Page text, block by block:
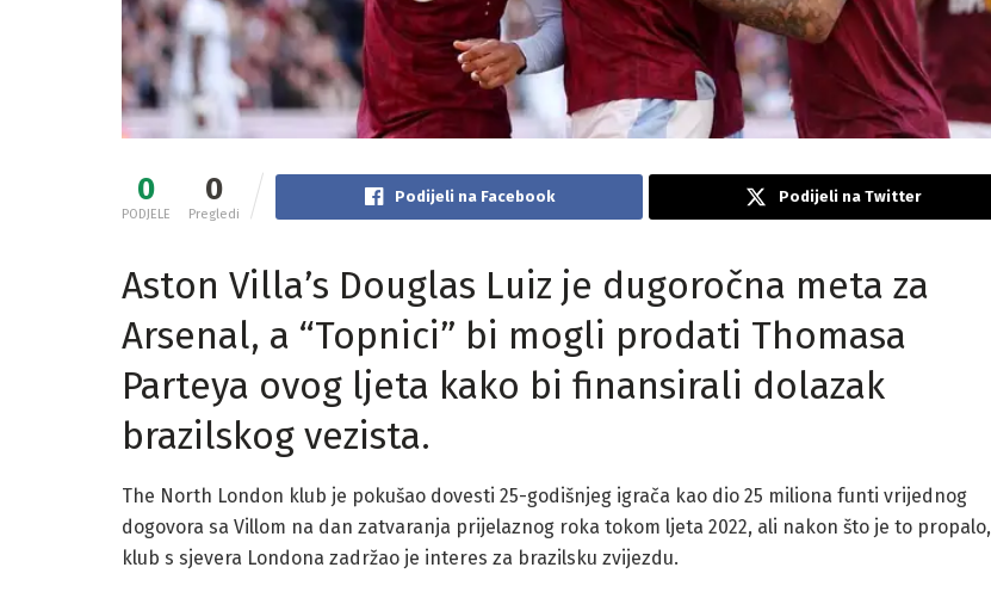
0
PODJELE
0
Pregledi
Podijeli na Facebook Podijeli na Twitter
Aston Villa’s Douglas Luiz je dugoročna meta za
Arsenal, a “Topnici” bi mogli prodati Thomasa
Parteya ovog ljeta kako bi finansirali dolazak
brazilskog vezista.
The North London klub je pokušao dovesti 25-godišnjeg igrača kao dio 25 miliona funti vrijednog
dogovora sa Villom na dan zatvaranja prijelaznog roka tokom ljeta 2022, ali nakon što je to propalo,
klub s ​​sjevera Londona zadržao je interes za brazilsku zvijezdu.